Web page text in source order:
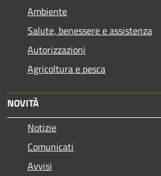
Ambiente
Salute, benessere e assistenza
Autorizzazioni
Agricoltura e pesca
NOVITÀ
Notizie
Comunicati
Avvisi